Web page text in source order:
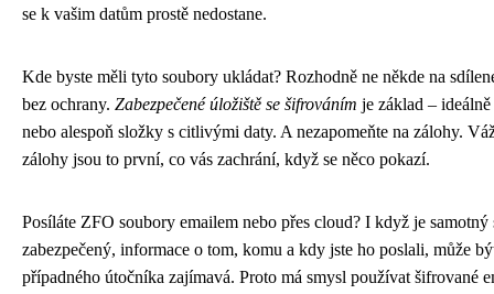
se k vašim datům prostě nedostane.
Kde byste měli tyto soubory ukládat? Rozhodně ne někde na
bez ochrany. Zabezpečené úložiště se šifrováním je základ –
nebo alespoň složky s citlivými daty. A nezapomeňte na zálohy.
zálohy jsou to první, co vás zachrání, když se něco pokazí.
Posíláte ZFO soubory emailem nebo přes cloud? I když je samotný
zabezpečený, informace o tom, komu a kdy jste ho poslali, může
případného útočníka zajímavá. Proto má smysl používat šifrované